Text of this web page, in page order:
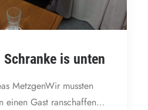
is unten
MetzgenWir mussten
einen Gast ranschaffen…